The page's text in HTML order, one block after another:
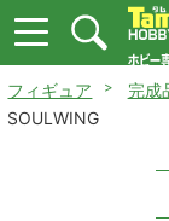
フィギュア
完成
SOULWING